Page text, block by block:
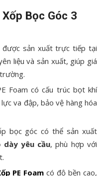
Bọc Góc 3
được sản xuất trực tiếp tại
liệu và sản xuất, giúp giá
Foam có cấu trúc bọt khí
va đập, bảo vệ hàng hóa
bọc góc có thể sản xuất
yêu cầu, phù hợp với
PE Foam có độ bền cao,